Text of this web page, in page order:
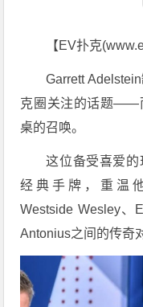
【EV扑克(
Garrett
克圈关注的话题——
桌的召唤。
这位备受喜爱
经典手牌，重温他
Westside Wesley、
Antonius之间的传奇